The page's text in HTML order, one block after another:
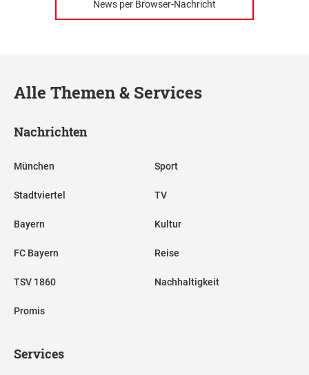
News per Browser-Nachricht
Alle Themen & Services
Nachrichten
München
Stadtviertel
Bayern
FC Bayern
TSV 1860
Promis
Sport
TV
Kultur
Reise
Nachhaltigkeit
Services